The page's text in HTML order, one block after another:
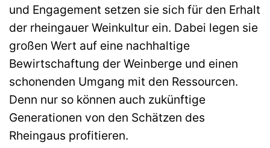
und Engagement setzen sie sich für den Erhalt
der rheingauer Weinkultur ein. Dabei legen sie
großen Wert auf eine nachhaltige
Bewirtschaftung der Weinberge und einen
schonenden Umgang mit den Ressourcen.
Denn nur so können auch zukünftige
Generationen von den Schätzen des
Rheingaus profitieren.